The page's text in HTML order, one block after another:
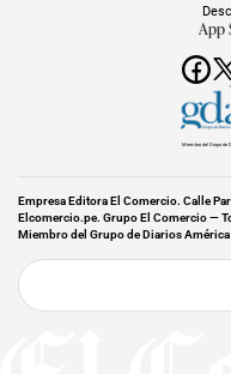
App
Miembro del Grupo de
Empresa Editora El Comercio. Calle
Elcomercio.pe. Grupo El Comercio —
Miembro del Grupo de Diarios América